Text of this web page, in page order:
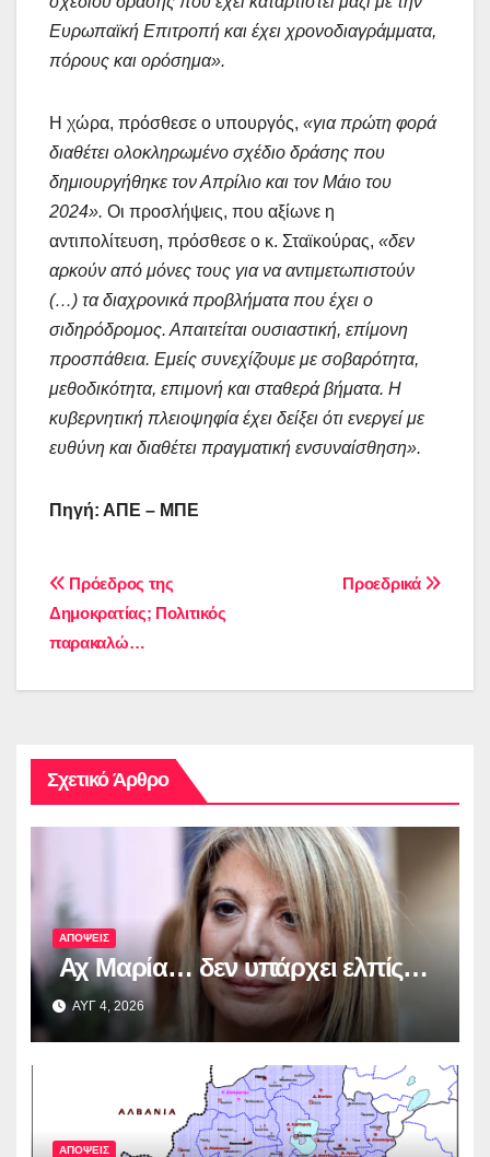
Ευρωπαϊκή Επιτροπή και έχει χρονοδιαγράμματα,
πόρους και ορόσημα».
Η χώρα, πρόσθεσε ο υπουργός, «για πρώτη φορά
διαθέτει ολοκληρωμένο σχέδιο δράσης που
δημιουργήθηκε τον Απρίλιο και τον Μάιο του
2024». Οι προσλήψεις, που αξίωνε η
αντιπολίτευση, πρόσθεσε ο κ. Σταϊκούρας, «δεν
αρκούν από μόνες τους για να αντιμετωπιστούν
(…) τα διαχρονικά προβλήματα που έχει ο
σιδηρόδρομος. Απαιτείται ουσιαστική, επίμονη
προσπάθεια. Εμείς συνεχίζουμε με σοβαρότητα,
μεθοδικότητα, επιμονή και σταθερά βήματα. Η
κυβερνητική πλειοψηφία έχει δείξει ότι ενεργεί με
ευθύνη και διαθέτει πραγματική ενσυναίσθηση».
Πηγή: ΑΠΕ – ΜΠΕ
Πλοήγηση
άρθρων
Προεδρικά
Πρόεδρος της
Δημοκρατίας; Πολιτικός
παρακαλώ…
Σχετικό Άρθρο
ΑΠΟΨΕΙΣ
Αχ Μαρία… δεν υπάρχει ελπίς…
ΑΥΓ 4, 2026
ΑΠΟΨΕΙΣ